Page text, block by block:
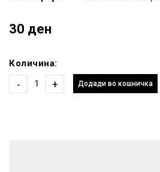
30 ден
Количина:
- + Додади во кошничка